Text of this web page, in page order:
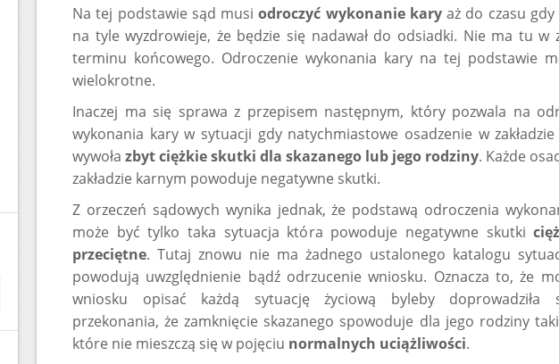
Na tej podstawie sąd musiodroczyć wykonanie karyaż do czasu gdy
na tyle wyzdrowieje, że będzie się nadawał do odsiadki. Nie ma tu w
terminu końcowego. Odroczenie wykonania kary na tej podstawie
wielokrotne.
Inaczej ma się sprawa z przepisem następnym, który pozwala na
wykonania kary w sytuacji gdy natychmiastowe osadzenie w
wywoła zbyt ciężkie skutki dla skazanego lub jego rodziny. Każde
zakładzie karnym powoduje negatywne skutki.
Z orzeczeń sądowych wynika jednak, że podstawą odroczenia
może być tylko taka sytuacja która powoduje negatywne skutki
przeciętne. Tutaj znowu nie ma żadnego ustalonego katalogu
powodują uwzględnienie bądź odrzucenie wniosku. Oznacza to, że
wniosku opisać każdą sytuację życiową byleby doprowadziła
przekonania, że zamknięcie skazanego spowoduje dla jego rodziny
które nie mieszczą się w pojęciu normalnych uciążliwości.